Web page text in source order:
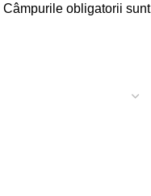
Câmpurile obligatorii sunt